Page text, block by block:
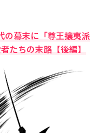
の幕末に「尊王攘夷派
たちの末路【後編】